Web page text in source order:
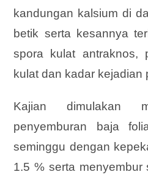
kandungan kalsium di
betik serta kesannya
spora kulat antraknos,
kulat dan kadar kejadian
Kajian dimulakan
penyemburan baja
seminggu dengan
1.5 % serta menyembur